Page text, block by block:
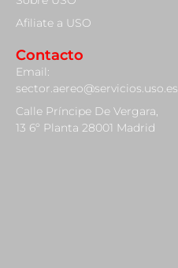
Afiliate a USO
Contacto
Email:
sector.aereo@servicios.uso.es
Calle Príncipe De Vergara,
13 6º Planta 28001 Madrid